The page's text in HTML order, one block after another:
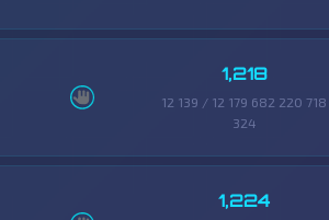
1,218
12 139 / 12 179 682 220 718
324
1,224